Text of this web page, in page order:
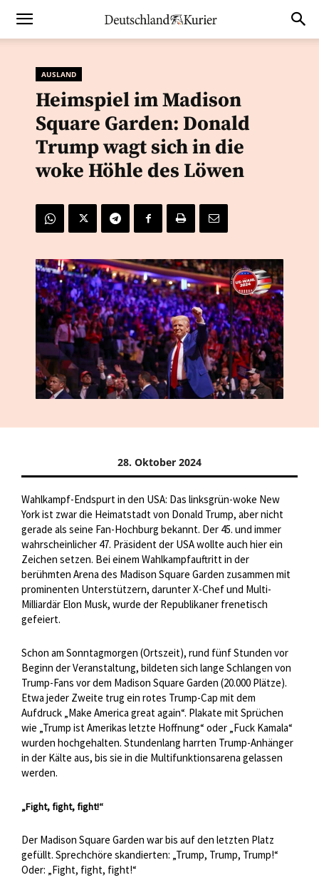
AUSLAND
Heimspiel im Madison
Square Garden: Donald
Trump wagt sich in die
woke Höhle des Löwen
28. Oktober 2024
Wahlkampf-Endspurt in den USA: Das linksgrün-woke New
York ist zwar die Heimatstadt von Donald Trump, aber nicht
gerade als seine Fan-Hochburg bekannt. Der 45. und immer
wahrscheinlicher 47. Präsident der USA wollte auch hier ein
Zeichen setzen. Bei einem Wahlkampfauftritt in der
berühmten Arena des Madison Square Garden zusammen mit
prominenten Unterstützern, darunter X-Chef und Multi-
Milliardär Elon Musk, wurde der Republikaner frenetisch
gefeiert.
Schon am Sonntagmorgen (Ortszeit), rund fünf Stunden vor
Beginn der Veranstaltung, bildeten sich lange Schlangen von
Trump-Fans vor dem Madison Square Garden (20.000 Plätze).
Etwa jeder Zweite trug ein rotes Trump-Cap mit dem
Aufdruck „Make America great again“. Plakate mit Sprüchen
wie „Trump ist Amerikas letzte Hoffnung“ oder „Fuck Kamala“
wurden hochgehalten. Stundenlang harrten Trump-Anhänger
in der Kälte aus, bis sie in die Multifunktionsarena gelassen
werden.
„Fight, fight, fight!“
Der Madison Square Garden war bis auf den letzten Platz
gefüllt. Sprechchöre skandierten: „Trump, Trump, Trump!“
Oder: „Fight, fight, fight!“